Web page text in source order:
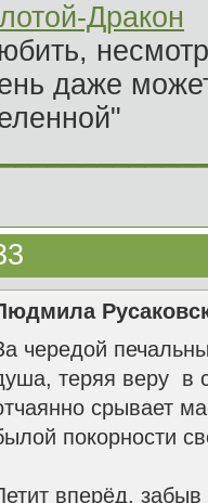
Дракон
даже
чередой
теряя веру в
срывает
покорности
вперёд,